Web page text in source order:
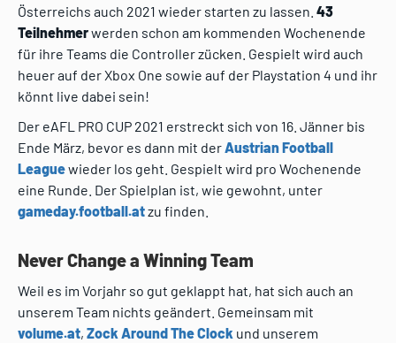
Österreichs auch 2021 wieder starten zu lassen. 43
Teilnehmerwerden schon am kommenden Wochenende
für ihre Teams die Controller zücken. Gespielt wird auch
heuer auf der Xbox One sowie auf der Playstation 4 und ihr
könnt live dabei sein!
Der eAFL PRO CUP 2021 erstreckt sich von 16. Jänner bis
Ende März, bevor es dann mit derAustrian Football
Leaguewieder los geht. Gespielt wird pro Wochenende
eine Runde. Der Spielplan ist, wie gewohnt, unter
gameday.football.atzu finden.
Never Change a Winning Team
Weil es im Vorjahr so gut geklappt hat, hat sich auch an
unserem Team nichts geändert. Gemeinsam mit
volume.at, Zock Around The Clock und unserem